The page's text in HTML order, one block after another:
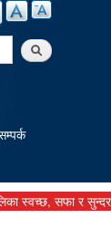
स्वच्छ, सफा र सुन्दर